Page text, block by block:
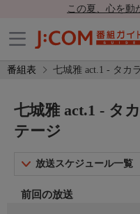
この夏、心を動
番組表 七城雅 act.1 - タカ
七城雅 act.1 - タ
テージ
放送スケジュール一覧
前回の放送